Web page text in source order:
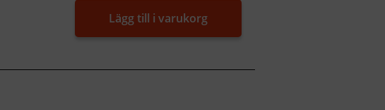
Lägg till i varukorg